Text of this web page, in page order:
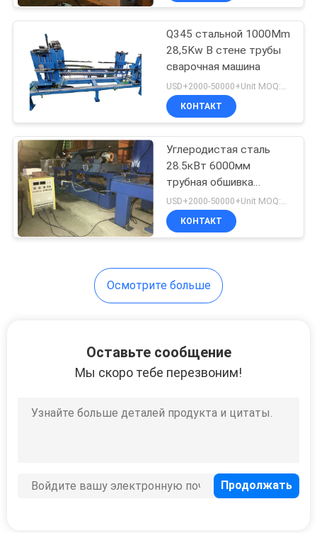
Сварная машина с
подвеской
сварочная
Сварная машина с
поверхностью
Q345 стальной 1000Mm
28,5Kw В стене трубы
сварочная машина
КОНТАКТ
Углеродистая сталь
28.5кВт 6000мм
трубная обшивка
машина
USD+2000-50000+Unit MOQ:1 единица
КОНТАКТ
Осмотрите больше
Оставьте сообщение
Мы скоро тебе перезвоним!